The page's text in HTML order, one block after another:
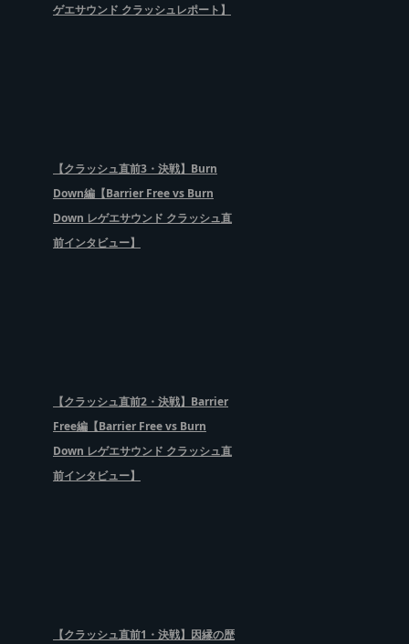
ゲエサウンド クラッシュレポート】
【クラッシュ直前3・決戦】Burn
Down編【Barrier Free vs Burn
Down レゲエサウンド クラッシュ直
前インタビュー】
【クラッシュ直前2・決戦】Barrier
Free編【Barrier Free vs Burn
Down レゲエサウンド クラッシュ直
前インタビュー】
【クラッシュ直前1・決戦】因縁の歴